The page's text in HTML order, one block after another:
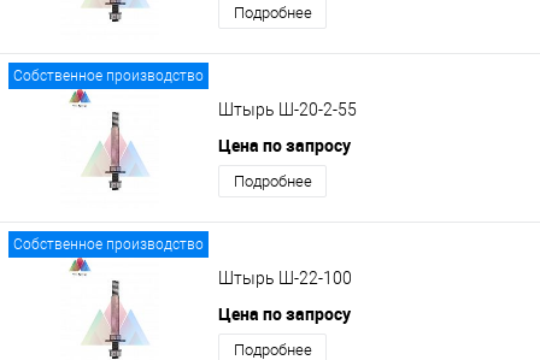
Подробнее
Собственное производство
Штырь Ш-20-2-55
Цена по запросу
Подробнее
Собственное производство
Штырь Ш-22-100
Цена по запросу
Подробнее